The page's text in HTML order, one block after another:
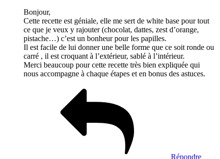
Bonjour,
Cette recette est géniale, elle me sert de white base pour tout
ce que je veux y rajouter (chocolat, dattes, zest d’orange,
pistache…) c’est un bonheur pour les papilles.
Il est facile de lui donner une belle forme que ce soit ronde ou
carré , il est croquant à l’extérieur, sablé à l’intérieur.
Merci beaucoup pour cette recette très bien expliquée qui
nous accompagne à chaque étapes et en bonus des astuces.
Répondre